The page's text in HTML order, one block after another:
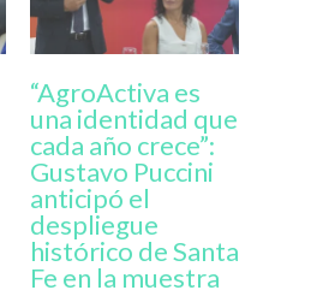
“AgroActiva es
una identidad que
cada año crece”:
Gustavo Puccini
anticipó el
despliegue
histórico de Santa
Fe en la muestra